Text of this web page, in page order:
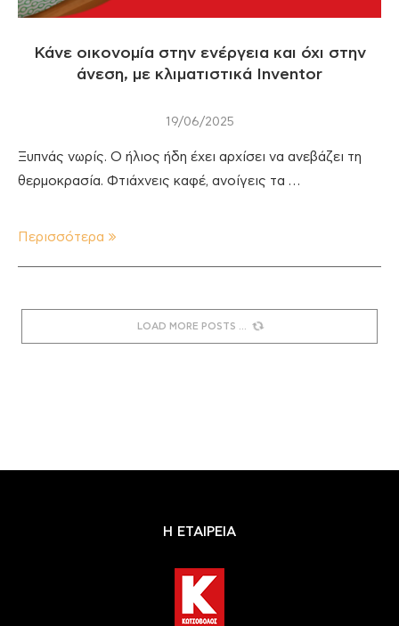
Κάνε οικονομία στην ενέργεια και όχι στην
άνεση, με κλιματιστικά Inventor
19/06/2025
Ξυπνάς νωρίς. Ο ήλιος ήδη έχει αρχίσει να ανεβάζει τη
θερμοκρασία. Φτιάχνεις καφέ, ανοίγεις τα …
Περισσότερα
LOAD MORE POSTS
Η ΕΤΑΙΡΕΙΑ